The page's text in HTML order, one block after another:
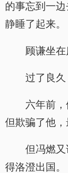
的事忘到一
静睡了起来。
顾谦坐在
过了良久
六年前
但欺骗了他，
但冯燃
得洛澄出国。